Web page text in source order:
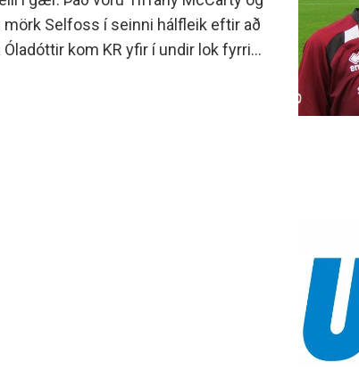
Selfoss í seinni hálfleik eftir að
kom KR yfir í undir lok fyrri